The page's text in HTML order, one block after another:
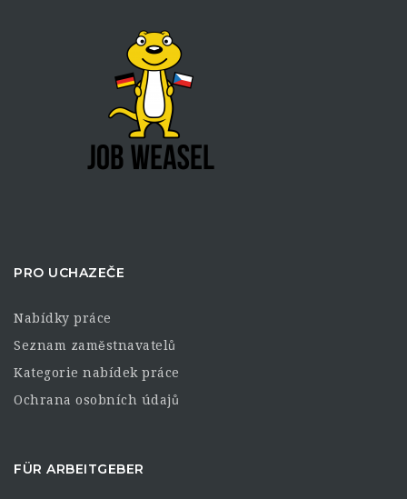
PRO UCHAZEČE
Nabídky práce
Seznam zaměstnavatelů
Kategorie nabídek práce
Ochrana osobních údajů
FÜR ARBEITGEBER